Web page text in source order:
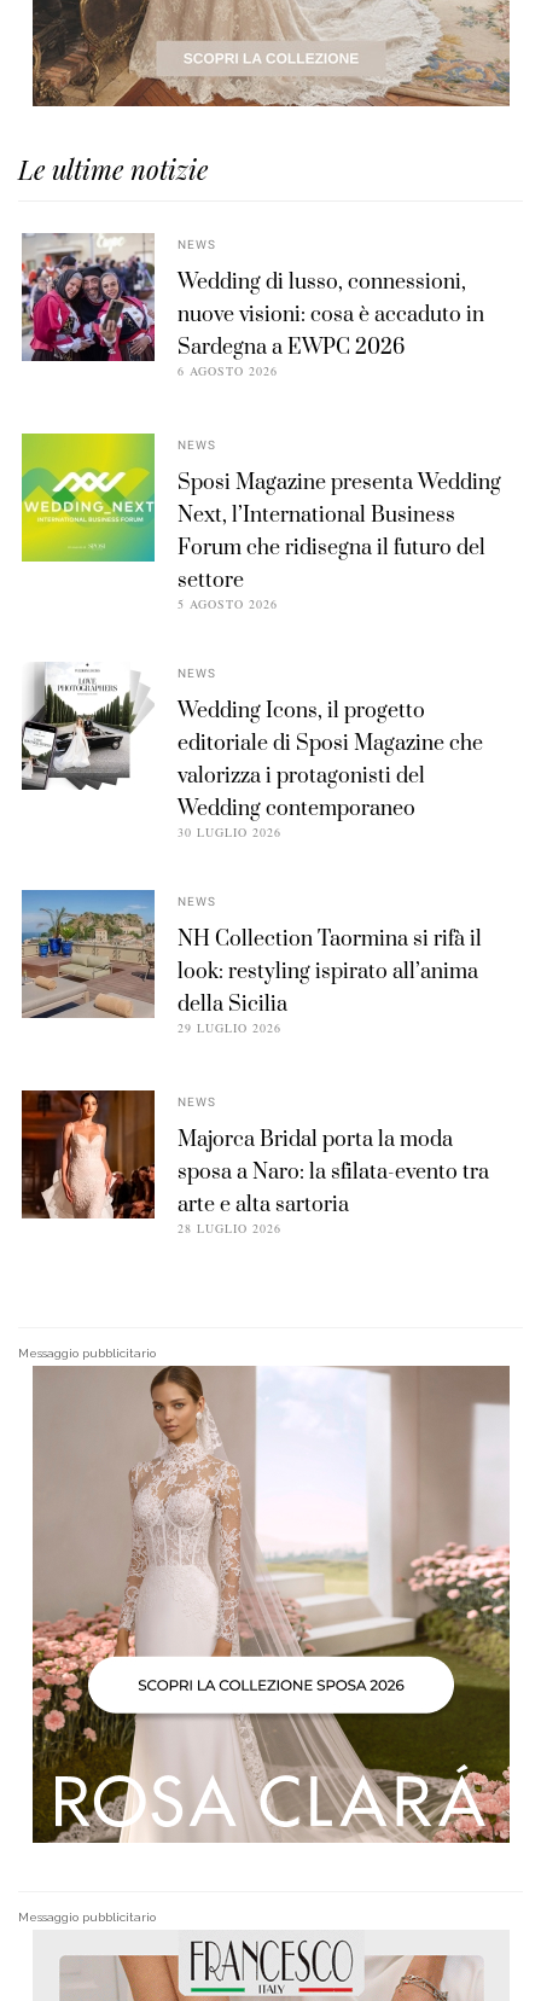
Le ultime notizie
NEWS
Wedding di lusso, connessioni,
nuove visioni: cosa è accaduto in
Sardegna a EWPC 2026
6 AGOSTO 2026
NEWS
Sposi Magazine presenta Wedding
Next, l’International Business
Forum che ridisegna il futuro del
settore
5 AGOSTO 2026
NEWS
Wedding Icons, il progetto
editoriale di Sposi Magazine che
valorizza i protagonisti del
Wedding contemporaneo
30 LUGLIO 2026
NEWS
NH Collection Taormina si rifà il
look: restyling ispirato all’anima
della Sicilia
29 LUGLIO 2026
NEWS
Majorca Bridal porta la moda
sposa a Naro: la sfilata-evento tra
arte e alta sartoria
28 LUGLIO 2026
Messaggio pubblicitario
Messaggio pubblicitario